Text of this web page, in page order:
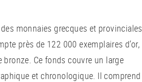
monnaies grecques et provinciales
près de 122 000 exemplaires d’or,
bronze. Ce fonds couvre un large
et chronologique. Il comprend